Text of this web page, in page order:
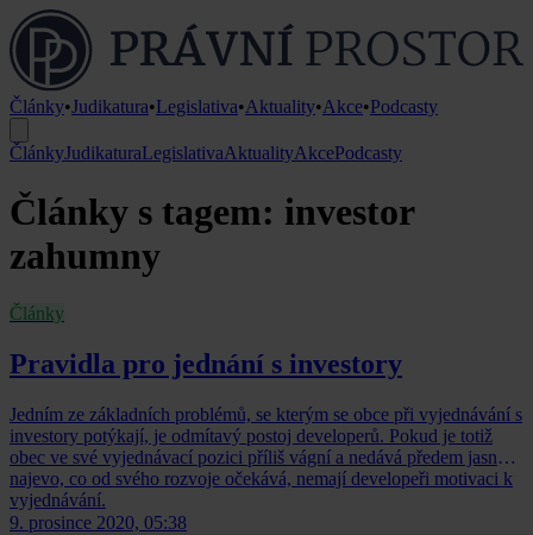
Články•Judikatura•Legislativa•Aktuality•Akce•Podcasty
ČlánkyJudikaturaLegislativaAktualityAkcePodcasty
Články s tagem: investor
zahumny
Články
Pravidla pro jednání s investory
Jedním ze základních problémů, se kterým se obce při vyjednávání s
investory potýkají, je odmítavý postoj developerů. Pokud je totiž
obec ve své vyjednávací pozici příliš vágní a nedává předem jasně
najevo, co od svého rozvoje očekává, nemají developeři motivaci k
vyjednávání.
9. prosince 2020, 05:38